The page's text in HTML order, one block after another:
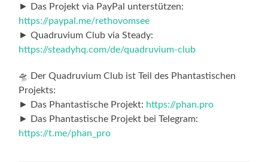
► Das Projekt via PayPal unterstützen:
https://paypal.me/rethovomsee
► Quadruvium Club via Steady:
https://steadyhq.com/de/quadruvium-club
🛸 Der Quadruvium Club ist Teil des Phantastischen
Projekts:
► Das Phantastische Projekt: https://phan.pro
► Das Phantastische Projekt bei Telegram:
https://t.me/phan_pro